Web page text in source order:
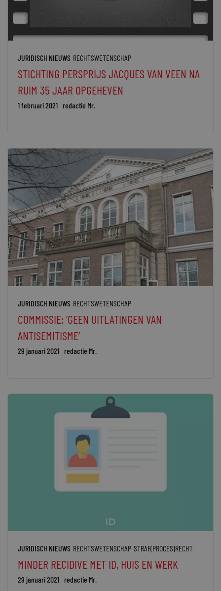
JURIDISCH NIEUWS RECHTSWETENSCHAP
STICHTING PERSPRIJS JACQUES VAN VEEN NA
RUIM 35 JAAR OPGEHEVEN
1 februari 2021 redactie Mr.
JURIDISCH NIEUWS RECHTSWETENSCHAP
COMMISSIE: ‘GEEN UITLATINGEN VAN
ANTISEMITISME’
29 januari 2021 redactie Mr.
JURIDISCH NIEUWS RECHTSWETENSCHAP STRAF(PROCES)RECHT
MINDER RECIDIVE MET ID, HUIS EN WERK
29 januari 2021 redactie Mr.